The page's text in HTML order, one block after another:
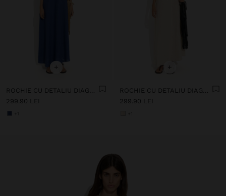
+
ROCHIE CU DETALIU DIAGONAL 100% IN LIN
299.90 LEI
+
ROCHIE CU DETALIU DIAGONAL 100% IN LIN
299.90 LEI